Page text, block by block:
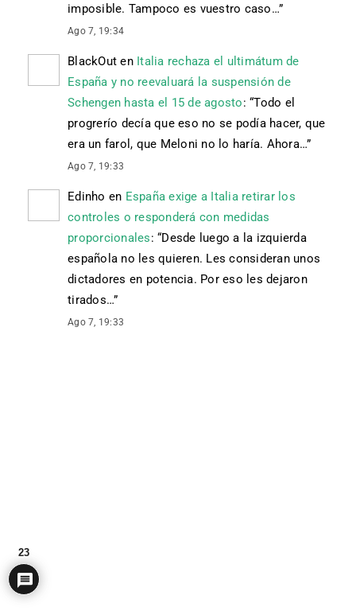
imposible. Tampoco es vuestro caso…”
Ago 7, 19:34
BlackOut en Italia rechaza el ultimátum de
España y no reevaluará la suspensión de
Schengen hasta el 15 de agosto: “Todo el
progrerío decía que eso no se podía hacer, que
era un farol, que Meloni no lo haría. Ahora…”
Ago 7, 19:33
Edinho en España exige a Italia retirar los
controles o responderá con medidas
proporcionales: “Desde luego a la izquierda
española no les quieren. Les consideran unos
dictadores en potencia. Por eso les dejaron
tirados…”
Ago 7, 19:33
23